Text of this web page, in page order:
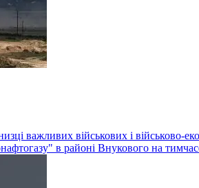
важливих військових і
в районі Внукового на